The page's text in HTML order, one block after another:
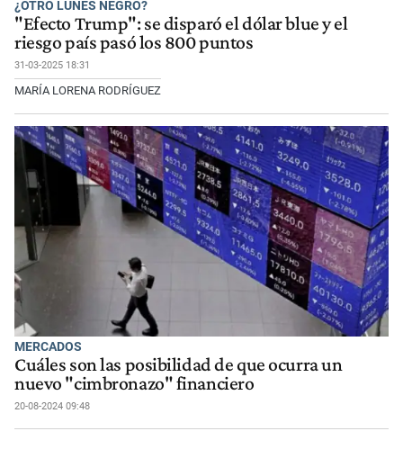
¿OTRO LUNES NEGRO?
"Efecto Trump": se disparó el dólar blue y el
riesgo país pasó los 800 puntos
31-03-2025 18:31
MARÍA LORENA RODRÍGUEZ
MERCADOS
Cuáles son las posibilidad de que ocurra un
nuevo "cimbronazo" financiero
20-08-2024 09:48